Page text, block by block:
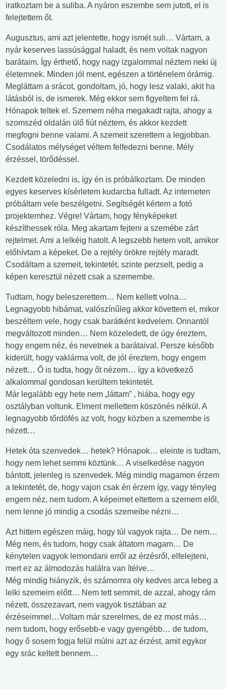
iratkoztam be a suliba. A nyáron eszembe sem jutott, el is
felejtettem őt.
Augusztus, ami azt jelentette, hogy ismét suli… Vártam, a
nyár keserves lassúsággal haladt, és nem voltak nagyon
barátaim. Így érthető, hogy nagy izgalommal néztem neki új
életemnek. Minden jól ment, egészen a történelem órámig.
Megláttam a srácot, gondoltam, jó, hogy lesz valaki, akit ha
látásból is, de ismerek. Még ekkor sem figyeltem fel rá.
Hónapok teltek el. Szemem néha megakadt rajta, ahogy a
szomszéd oldalán ülő fiút néztem, és akkor kezdett
megfogni benne valami. A szemeit szerettem a legjobban.
Csodálatos mélységet véltem felfedezni benne. Mély
érzéssel, törődéssel.
Kezdett közeledni is, így én is próbálkoztam. De minden
egyes keserves kísérletem kudarcba fulladt. Az interneten
próbáltam vele beszélgetni. Segítségét kértem a fotó
projektemhez. Végre! Vártam, hogy fényképeket
készíthessek róla. Meg akartam fejteni a szemébe zárt
rejtelmet. Ami a lelkéig hatolt. A legszebb hetem volt, amikor
előhívtam a képeket. De a rejtély örökre rejtély maradt.
Csodáltam a szemeit, tekintetét, szinte perzselt, pedig a
képen keresztül nézett csak a szemembe.
Tudtam, hogy beleszerettem… Nem kellett volna…
Legnagyobb hibámat, valószínűleg akkor követtem el, mikor
beszéltem vele, hogy csak barátként kedvelem. Onnantól
megváltozott minden… Nem közeledett, de úgy éreztem,
hogy engem néz, és nevetnek a barátaival. Persze később
kiderült, hogy vaklárma volt, de jól éreztem, hogy engem
nézett… Ő is tudta, hogy őt nézem… így a következő
alkalommal gondosan kerültem tekintetét.
Már legalább egy hete nem „láttam” , hiába, hogy egy
osztályban voltunk. Elment mellettem köszönés nélkül. A
legnagyobb tőrdöfés az volt, hogy közben a szemembe is
nézett…
Hetek óta szenvedek… hetek? Hónapok… eleinte is tudtam,
hogy nem lehet semmi köztünk… A viselkedése nagyon
bántott, jelenleg is szenvedek. Még mindig magamon érzem
a tekintetét, de, hogy vajon csak én érzem így, vagy tényleg
engem néz, nem tudom. A képeimet eltettem a szemem elől,
nem lenne jó mindig a csodás szemeibe nézni…
Azt hittem egészen máig, hogy túl vagyok rajta… De nem…
Még nem, és tudom, hogy csak áltatom magam… De
kénytelen vagyok lemondani erről az érzésről, elfelejteni,
mert ez az álmodozás halálra van ítélve…
Még mindig hiányzik, és számomra oly kedves arca lebeg a
lelki szemeim előtt… Nem tett semmit, de azzal, ahogy rám
nézett, összezavart, nem vagyok tisztában az
érzéseimmel…Voltam már szerelmes, de ez most más…
nem tudom, hogy erősebb-e vagy gyengébb… de tudom,
hogy ő sosem fogja felül múlni azt az érzést, amit egykor
egy srác keltett bennem…